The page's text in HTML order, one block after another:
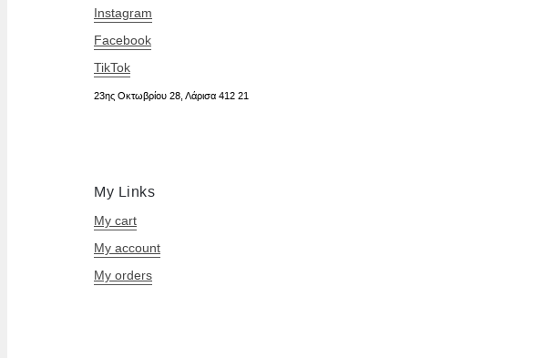
Instagram
Facebook
TikTok
23ης Οκτωβρίου 28, Λάρισα 412 21
My Links
My cart
My account
My orders